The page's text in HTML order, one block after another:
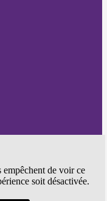
empêchent de voir ce
soit désactivée.